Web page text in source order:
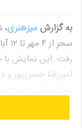
به گزارش میزهنری،
رفت. این نمایش با
امیررضا حسن‌پور و
نمی‌پذیرد. اما یک